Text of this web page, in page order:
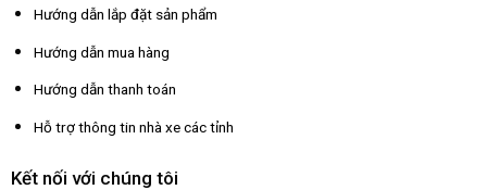
Hướng dẫn lắp đặt sản phẩm
Hướng dẫn mua hàng
Hướng dẫn thanh toán
Hỗ trợ thông tin nhà xe các tỉnh
Kết nối với chúng tôi